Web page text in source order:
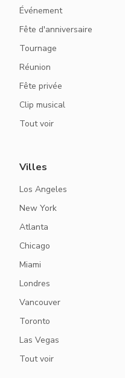
Événement
Fête d'anniversaire
Tournage
Réunion
Fête privée
Clip musical
Tout voir
Villes
Los Angeles
New York
Atlanta
Chicago
Miami
Londres
Vancouver
Toronto
Las Vegas
Tout voir